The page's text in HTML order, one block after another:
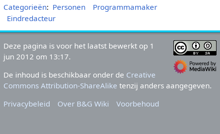
Categorieën: Personen
Programmamaker
Eindredacteur
Deze pagina is voor het laatst bewerkt op 1
jun 2012 om 13:17.
De inhoud is beschikbaar onder de Creative
Commons Attribution-ShareAlike tenzij anders aangegeven.
Privacybeleid
Over B&G Wiki Voorbehoud